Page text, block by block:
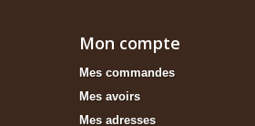
Mon compte
Mes commandes
Mes avoirs
Mes adresses